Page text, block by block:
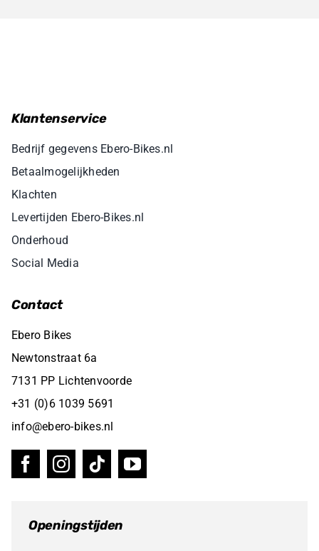
Klantenservice
Bedrijf gegevens Ebero-Bikes.nl
Betaalmogelijkheden
Klachten
Levertijden Ebero-Bikes.nl
Onderhoud
Social Media
Contact
Ebero Bikes
Newtonstraat 6a
7131 PP Lichtenvoorde
+31 (0)6 1039 5691
info@ebero-bikes.nl
Openingstijden